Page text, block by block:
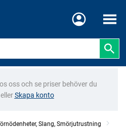
Meny
oss och se priser behöver du
ellerSkapa konto
Slang, Smörjutrustning